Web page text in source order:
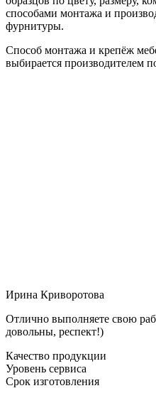
способами монтажа и
фурнитуры.
Способ монтажа и крепёж
выбирается производителем
Ирина Криворотова
Отлично выполняете свою
довольны, респект!)
Качество продукции
Уровень сервиса
Срок изготовления